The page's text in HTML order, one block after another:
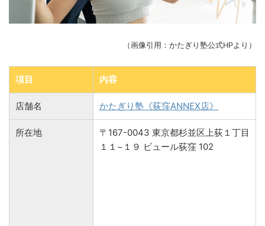
（画像引用：かたぎり塾公式HPより）
項目 内容
店舗名 かたぎり塾《荻窪ANNEX店》
所在地
〒167-0043 東京都杉並区上荻１丁目
１１−１９ ビュール荻窪 102